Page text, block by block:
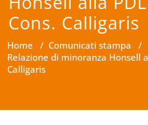
Cons. Calligaris
Home / Comunicati stampa /
Relazione di minoranza Honsell
Calligaris